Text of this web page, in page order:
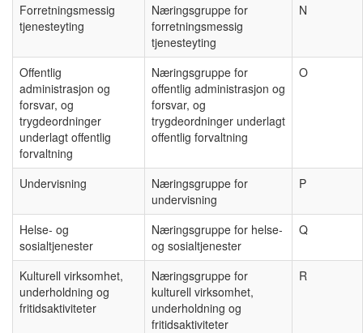
Forretningsmessig
tjenesteyting
Næringsgruppe for
forretningsmessig
tjenesteyting
N
Offentlig
administrasjon og
forsvar, og
trygdeordninger
underlagt offentlig
forvaltning
Næringsgruppe for
offentlig administrasjon og
forsvar, og
trygdeordninger underlagt
offentlig forvaltning
O
Undervisning
Næringsgruppe for
undervisning
P
Helse- og
sosialtjenester
Næringsgruppe for helse-
og sosialtjenester
Q
Kulturell virksomhet,
underholdning og
fritidsaktiviteter
Næringsgruppe for
kulturell virksomhet,
underholdning og
fritidsaktiviteter
R